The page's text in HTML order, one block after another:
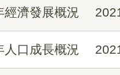
經濟發展概況
人口成長概況